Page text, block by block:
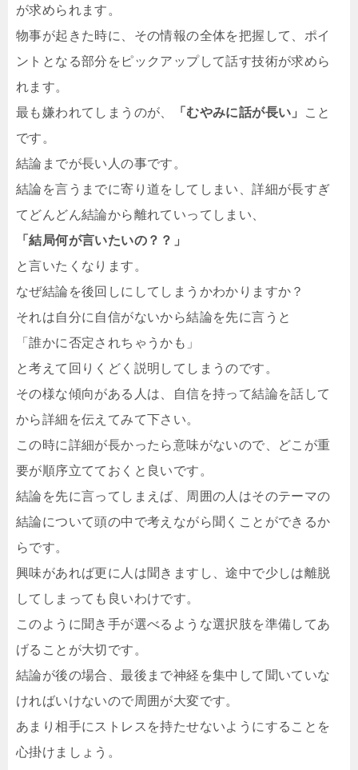
が求められます。
物事が起きた時に、その情報の全体を把握して、ポイ
ントとなる部分をピックアップして話す技術が求めら
れます。
最も嫌われてしまうのが、
「むやみに話が長い」
こと
です。
結論までが長い人の事です。
結論を言うまでに寄り道をしてしまい、詳細が長すぎ
てどんどん結論から離れていってしまい、
「結局何が言いたいの？？」
と言いたくなります。
なぜ結論を後回しにしてしまうかわかりますか？
それは自分に自信がないから結論を先に言うと
「誰かに否定されちゃうかも」
と考えて回りくどく説明してしまうのです。
その様な傾向がある人は、自信を持って結論を話して
から詳細を伝えてみて下さい。
この時に詳細が長かったら意味がないので、どこが重
要が順序立てておくと良いです。
結論を先に言ってしまえば、周囲の人はそのテーマの
結論について頭の中で考えながら聞くことができるか
らです。
興味があれば更に人は聞きますし、途中で少しは離脱
してしまっても良いわけです。
このように聞き手が選べるような選択肢を準備してあ
げることが大切です。
結論が後の場合、最後まで神経を集中して聞いていな
ければいけないので周囲が大変です。
あまり相手にストレスを持たせないようにすることを
心掛けましょう。